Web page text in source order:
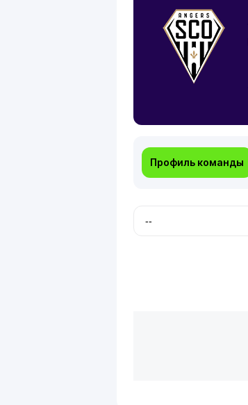
Профиль команды